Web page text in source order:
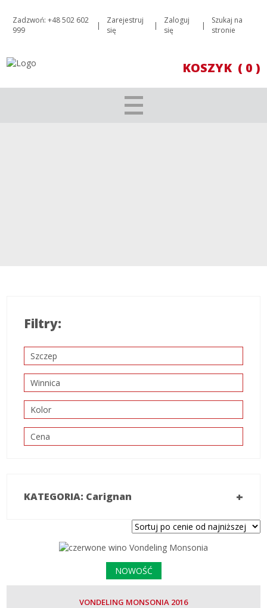
Zadzwoń: +48 502 602
999
|
Zarejestruj
się
|
Zaloguj
się
|
Szukaj na
stronie
KOSZYK ( 0 )
Filtry:
Szczep
Winnica
Kolor
Cena
KATEGORIA: Carignan +
NOWOŚĆ
VONDELING MONSONIA 2016